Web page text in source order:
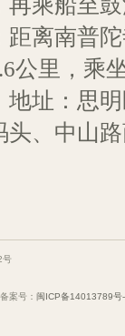
距离南普
公里，乘
：思明
头、中山
号
案号： 闽ICP备14013789号